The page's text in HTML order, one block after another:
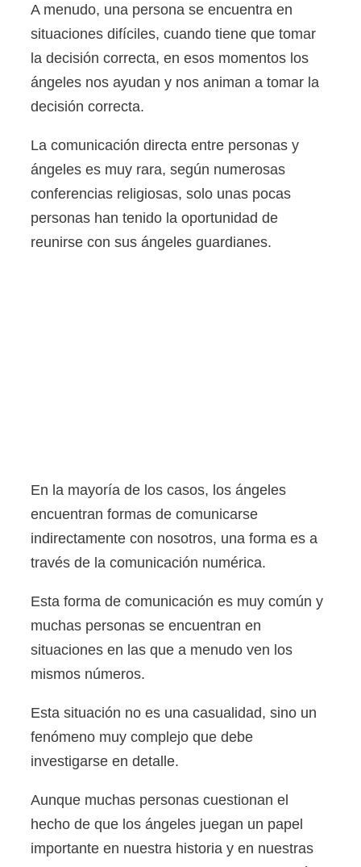
A menudo, una persona se encuentra en
situaciones difíciles, cuando tiene que tomar
la decisión correcta, en esos momentos los
ángeles nos ayudan y nos animan a tomar la
decisión correcta.
La comunicación directa entre personas y
ángeles es muy rara, según numerosas
conferencias religiosas, solo unas pocas
personas han tenido la oportunidad de
reunirse con sus ángeles guardianes.
En la mayoría de los casos, los ángeles
encuentran formas de comunicarse
indirectamente con nosotros, una forma es a
través de la comunicación numérica.
Esta forma de comunicación es muy común y
muchas personas se encuentran en
situaciones en las que a menudo ven los
mismos números.
Esta situación no es una casualidad, sino un
fenómeno muy complejo que debe
investigarse en detalle.
Aunque muchas personas cuestionan el
hecho de que los ángeles juegan un papel
importante en nuestra historia y en nuestras